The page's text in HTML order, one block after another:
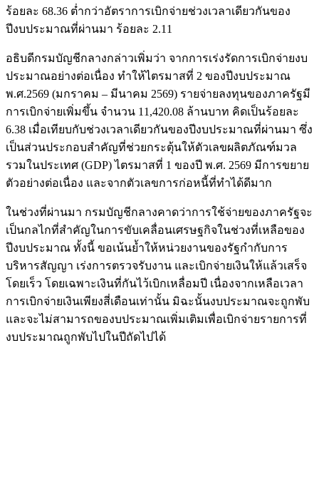
ร้อยละ 68.36 ต่ำกว่าอัตราการเบิกจ่ายช่วงเวลาเดียวกันของ
ปีงบประมาณที่ผ่านมา ร้อยละ 2.11
อธิบดีกรมบัญชีกลางกล่าวเพิ่มว่า จากการเร่งรัดการเบิกจ่ายงบ
ประมาณอย่างต่อเนื่อง ทำให้ไตรมาสที่ 2 ของปีงบประมาณ
พ.ศ.2569 (มกราคม – มีนาคม 2569) รายจ่ายลงทุนของภาครัฐมี
การเบิกจ่ายเพิ่มขึ้น จำนวน 11,420.08 ล้านบาท คิดเป็นร้อยละ
6.38 เมื่อเทียบกับช่วงเวลาเดียวกันของปีงบประมาณที่ผ่านมา ซึ่ง
เป็นส่วนประกอบสำคัญที่ช่วยกระตุ้นให้ตัวเลขผลิตภัณฑ์มวล
รวมในประเทศ (GDP) ไตรมาสที่ 1 ของปี พ.ศ. 2569 มีการขยาย
ตัวอย่างต่อเนื่อง และจากตัวเลขการก่อหนี้ที่ทำได้ดีมาก
ในช่วงที่ผ่านมา กรมบัญชีกลางคาดว่าการใช้จ่ายของภาครัฐจะ
เป็นกลไกที่สำคัญในการขับเคลื่อนเศรษฐกิจในช่วงที่เหลือของ
ปีงบประมาณ ทั้งนี้ ขอเน้นย้ำให้หน่วยงานของรัฐกำกับการ
บริหารสัญญา เร่งการตรวจรับงาน และเบิกจ่ายเงินให้แล้วเสร็จ
โดยเร็ว โดยเฉพาะเงินที่กันไว้เบิกเหลื่อมปี เนื่องจากเหลือเวลา
การเบิกจ่ายเงินเพียงสี่เดือนเท่านั้น มิฉะนั้นงบประมาณจะถูกพับ
และจะไม่สามารถของบประมาณเพิ่มเติมเพื่อเบิกจ่ายรายการที่
งบประมาณถูกพับไปในปีถัดไปได้